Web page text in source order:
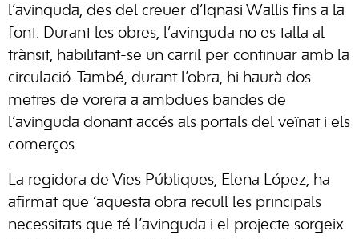
l’avinguda, des del creuer d’Ignasi Wallis fins a la
font. Durant les obres, l’avinguda no es talla al
trànsit, habilitant-se un carril per continuar amb la
circulació. També, durant l’obra, hi haurà dos
metres de vorera a ambdues bandes de
l’avinguda donant accés als portals del veïnat i els
comerços.
La regidora de Vies Públiques, Elena López, ha
afirmat que ‘aquesta obra recull les principals
necessitats que té l’avinguda i el projecte sorgeix